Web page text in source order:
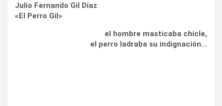
Julio Fernando Gil Díaz
«El Perro Gil»
el hombre masticaba chicle,
el perro ladraba su indignación…